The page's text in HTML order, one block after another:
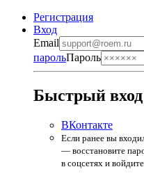
Регистрация
Вход
Email
парольПароль
Быстрый вход
ВКонтакте
Если ранее вы
— восстановите
в соцсетях и